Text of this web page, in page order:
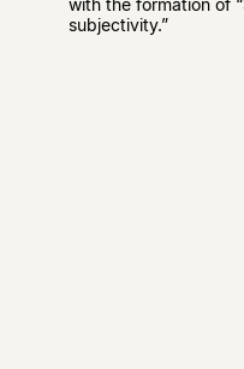
subjectivity.”